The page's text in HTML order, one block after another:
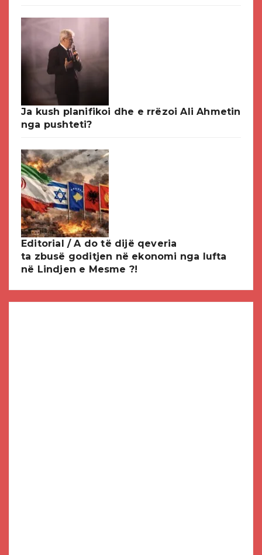
Ja kush planifikoi dhe e rrëzoi Ali Ahmetin
nga pushteti?
Editorial / A do të dijë qeveria
ta zbusë goditjen në ekonomi nga lufta
në Lindjen e Mesme ?!